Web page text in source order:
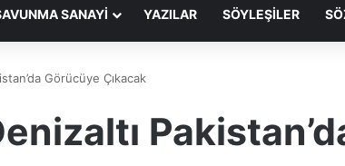
SANAYİ YAZILAR SÖYLEŞİLER
Görücüye Çıkacak